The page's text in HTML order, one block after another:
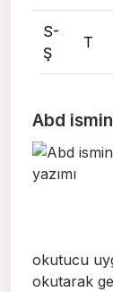
S-
Ş
T
Abd
okutucu
okutarak